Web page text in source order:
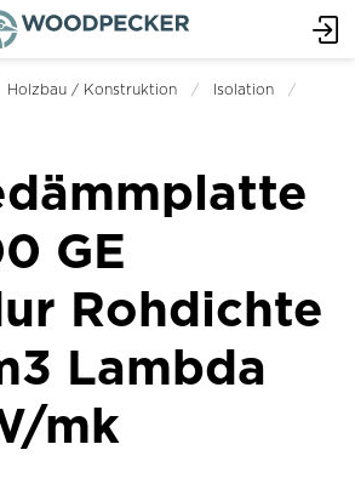
Holzbau / Konstruktion
Isolation
GE
Rohdichte
Lambda
mk